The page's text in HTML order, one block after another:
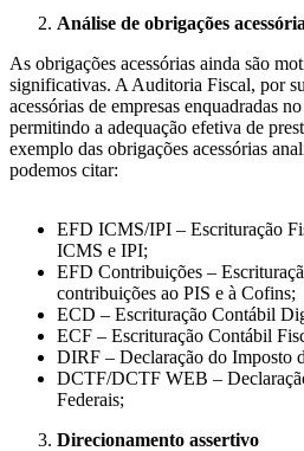
Análise de obrigações
As obrigações acessórias ainda são
significativas. A Auditoria Fiscal, por
acessórias de empresas enquadradas
permitindo a adequação efetiva de
exemplo das obrigações acessórias
podemos citar:
EFD ICMS/IPI – Escrituração
ICMS e IPI;
EFD Contribuições –
contribuições ao PIS e à Cofins;
ECD – Escrituração Contábil
ECF – Escrituração Contábil
DIRF – Declaração do Imposto
DCTF/DCTF WEB –
Federais;
Direcionamento assertivo